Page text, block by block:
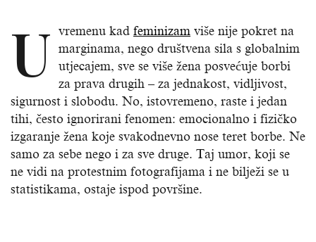
U vremenu kad feminizam više nije pokret na
marginama, nego društvena sila s globalnim
utjecajem, sve se više žena posvećuje borbi
za prava drugih – za jednakost, vidljivost,
sigurnost i slobodu. No, istovremeno, raste i jedan
tihi, često ignorirani fenomen: emocionalno i fizičko
izgaranje žena koje svakodnevno nose teret borbe. Ne
samo za sebe nego i za sve druge. Taj umor, koji se
ne vidi na protestnim fotografijama i ne bilježi se u
statistikama, ostaje ispod površine.